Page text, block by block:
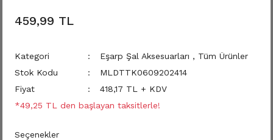
459,99 TL
Kategori Eşarp Şal Aksesuarları , Tüm Ürünler
Stok Kodu
MLDTTK0609202414
Fiyat
418,17 TL + KDV
*49,25 TL den başlayan taksitlerle!
Seçenekler